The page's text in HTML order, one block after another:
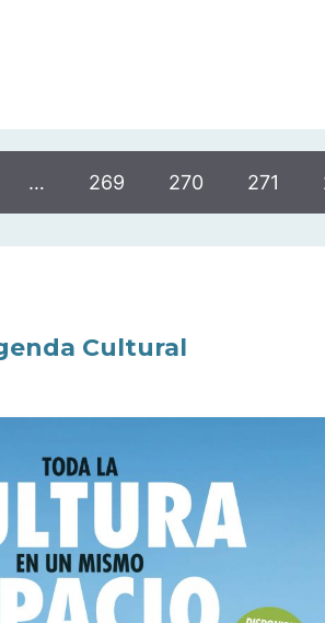
… 269 270 271
Cultural